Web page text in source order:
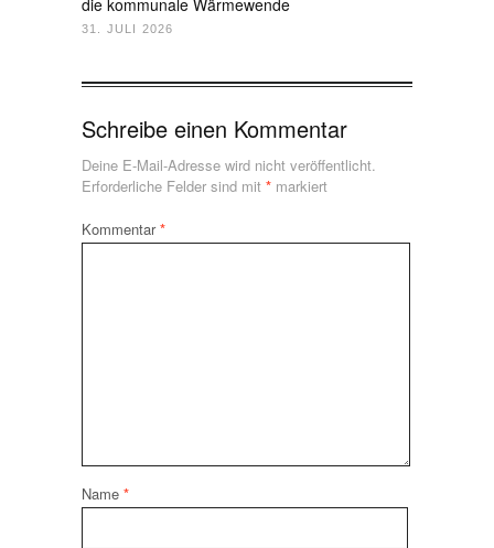
31. JULI 2026
Schreibe einen Kommentar
Deine E-Mail-Adresse wird nicht veröffentlicht.
Erforderliche Felder sind mit * markiert
Kommentar*
Name *